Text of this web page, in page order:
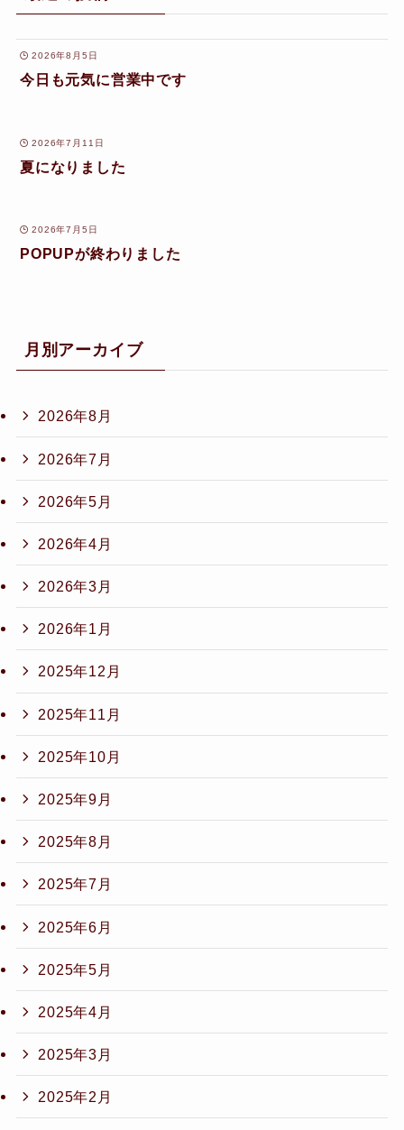
2026年8月5日
今日も元気に営業中です
2026年7月11日
夏になりました
2026年7月5日
POPUPが終わりました
月別アーカイブ
2026年8月
2026年7月
2026年5月
2026年4月
2026年3月
2026年1月
2025年12月
2025年11月
2025年10月
2025年9月
2025年8月
2025年7月
2025年6月
2025年5月
2025年4月
2025年3月
2025年2月